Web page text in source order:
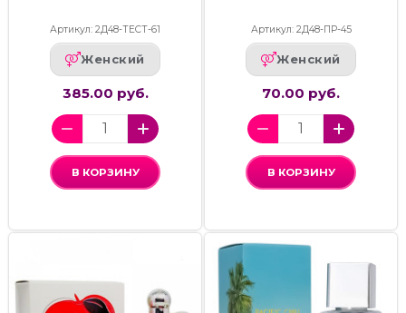
Артикул: 2Д48-ТЕСТ-61
Женский
385.00 руб.
В КОРЗИНУ
Артикул: 2Д48-ПР-45
Женский
70.00 руб.
В КОРЗИНУ